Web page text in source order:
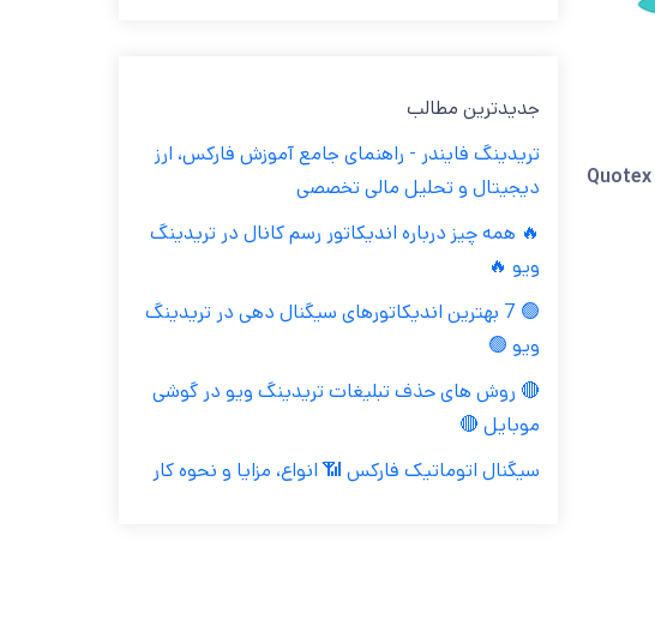
جدیدترین مطالب
تریدینگ فایندر - راهنمای جامع آموزش فارکس، ارز
دیجیتال و تحلیل مالی تخصصی
🔥 همه چیز درباره اندیکاتور رسم کانال در تریدینگ
ویو 🔥
🟢 7 بهترین اندیکاتورهای سیگنال دهی در تریدینگ
ویو 🟢
🔴 روش های حذف تبلیغات تریدینگ ویو در گوشی
موبایل 🔴
سیگنال اتوماتیک فارکس 📶 انواع، مزایا و نحوه کار